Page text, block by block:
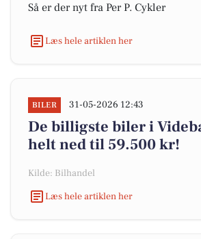
Så er der nyt fra Per P. Cykler
Læs hele artiklen her
BILER 31-05-2026 12:43
De billigste biler i
helt ned til 59.500 kr!
Kilde: Bilhandel
Læs hele artiklen her